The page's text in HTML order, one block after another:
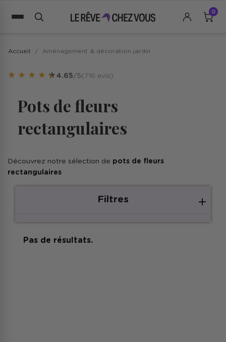
0
Accueil Aménagement & décoration jardin
★ ★ ★ ★ ★ 4.65/5(716 avis)
Pots de fleurs
rectangulaires
Découvrez notre sélection de pots de fleurs
rectangulaires
Filtres
Pas de résultats.